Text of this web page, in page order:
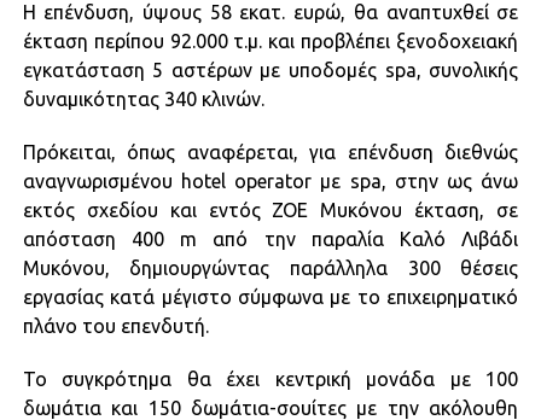
Η επένδυση, ύψους 58 εκατ. ευρώ, θα αναπτυχθεί σε
έκταση περίπου 92.000 τ.μ. και προβλέπει ξενοδοχειακή
εγκατάσταση 5 αστέρων με υποδομές spa, συνολικής
δυναμικότητας 340 κλινών.
Πρόκειται, όπως αναφέρεται, για επένδυση διεθνώς
αναγνωρισμένου hotel operator με spa, στην ως άνω
εκτός σχεδίου και εντός ΖΟΕ Μυκόνου έκταση, σε
απόσταση 400 m από την παραλία Καλό Λιβάδι
Μυκόνου, δημιουργώντας παράλληλα 300 θέσεις
εργασίας κατά μέγιστο σύμφωνα με το επιχειρηματικό
πλάνο του επενδυτή.
Το συγκρότημα θα έχει κεντρική μονάδα με 100
δωμάτια και 150 δωμάτια-σουίτες με την ακόλουθη